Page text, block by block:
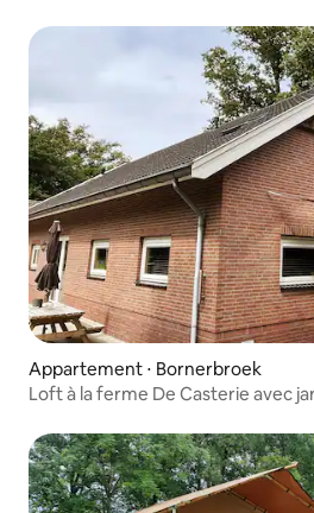
Appartement ⋅ Bornerbroek
Loft à la ferme De Casterie avec